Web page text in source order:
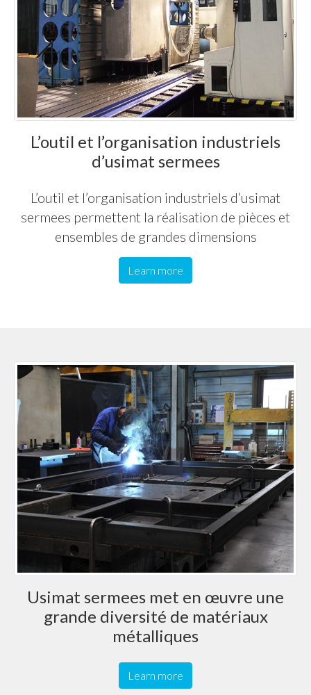
L’outil et l’organisation industriels
d’usimat sermees
L’outil et l’organisation industriels d’usimat
sermees permettent la réalisation de pièces et
ensembles de grandes dimensions
Learn more
Usimat sermees met en œuvre une
grande diversité de matériaux
métalliques
Learn more